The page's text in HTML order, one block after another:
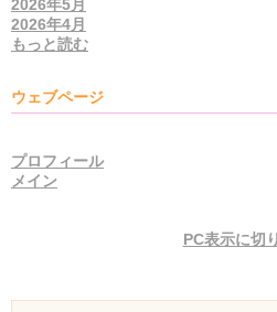
2026年5月
2026年4月
もっと読む
ウェブページ
プロフィール
メイン
PC表示に切